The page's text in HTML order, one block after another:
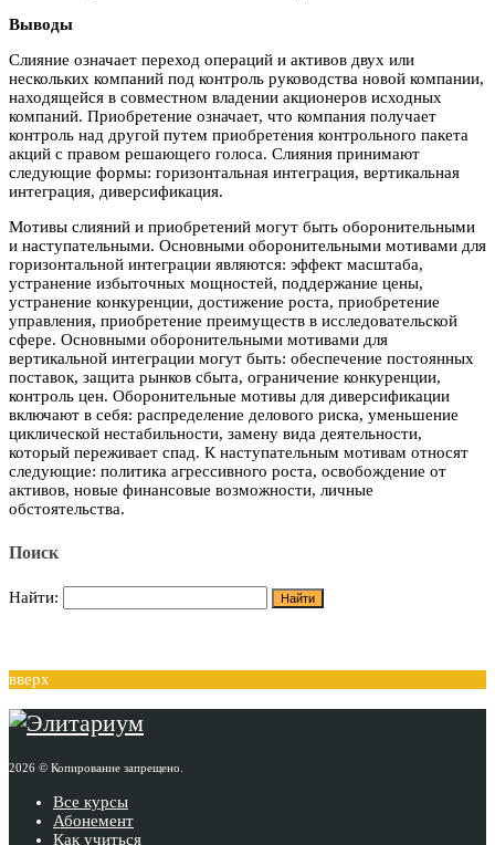
Выводы
Слияние означает переход операций и активов двух или
нескольких компаний под контроль руководства новой компании,
находящейся в совместном владении акционеров исходных
компаний. Приобретение означает, что компания получает
контроль над другой путем приобретения контрольного пакета
акций с правом решающего голоса. Слияния принимают
следующие формы: горизонтальная интеграция, вертикальная
интеграция, диверсификация.
Мотивы слияний и приобретений могут быть оборонительными
и наступательными. Основными оборонительными мотивами для
горизонтальной интеграции являются: эффект масштаба,
устранение избыточных мощностей, поддержание цены,
устранение конкуренции, достижение роста, приобретение
управления, приобретение преимуществ в исследовательской
сфере. Основными оборонительными мотивами для
вертикальной интеграции могут быть: обеспечение постоянных
поставок, защита рынков сбыта, ограничение конкуренции,
контроль цен. Оборонительные мотивы для диверсификации
включают в себя: распределение делового риска, уменьшение
циклической нестабильности, замену вида деятельности,
который переживает спад. К наступательным мотивам относят
следующие: политика агрессивного роста, освобождение от
активов, новые финансовые возможности, личные
обстоятельства.
Поиск
Найти:
вверх
2026 © Копирование запрещено.
Все курсы
Абонемент
Как учиться